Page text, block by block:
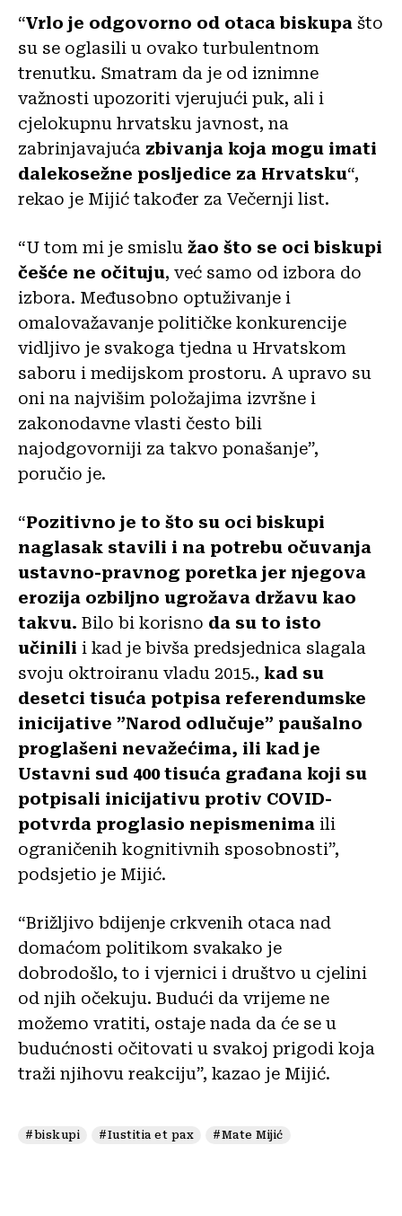
“Vrlo je odgovorno od otaca biskupa što
su se oglasili u ovako turbulentnom
trenutku. Smatram da je od iznimne
važnosti upozoriti vjerujući puk, ali i
cjelokupnu hrvatsku javnost, na
zabrinjavajuća zbivanja koja mogu imati
dalekosežne posljedice za Hrvatsku“,
rekao je Mijić također za Večernji list.
“U tom mi je smislu žao što se oci biskupi
češće ne očituju, već samo od izbora do
izbora. Međusobno optuživanje i
omalovažavanje političke konkurencije
vidljivo je svakoga tjedna u Hrvatskom
saboru i medijskom prostoru. A upravo su
oni na najvišim položajima izvršne i
zakonodavne vlasti često bili
najodgovorniji za takvo ponašanje”,
poručio je.
“Pozitivno je to što su oci biskupi
naglasak stavili i na potrebu očuvanja
ustavno-pravnog poretka jer njegova
erozija ozbiljno ugrožava državu kao
takvu. Bilo bi korisno da su to isto
učinili i kad je bivša predsjednica slagala
svoju oktroiranu vladu 2015., kad su
desetci tisuća potpisa referendumske
inicijative ”Narod odlučuje” paušalno
proglašeni nevažećima, ili kad je
Ustavni sud 400 tisuća građana koji su
potpisali inicijativu protiv COVID-
potvrda proglasio nepismenima ili
ograničenih kognitivnih sposobnosti”,
podsjetio je Mijić.
“Brižljivo bdijenje crkvenih otaca nad
domaćom politikom svakako je
dobrodošlo, to i vjernici i društvo u cjelini
od njih očekuju. Budući da vrijeme ne
možemo vratiti, ostaje nada da će se u
budućnosti očitovati u svakoj prigodi koja
traži njihovu reakciju”, kazao je Mijić.
#biskupi #Iustitia et pax #Mate Mijić